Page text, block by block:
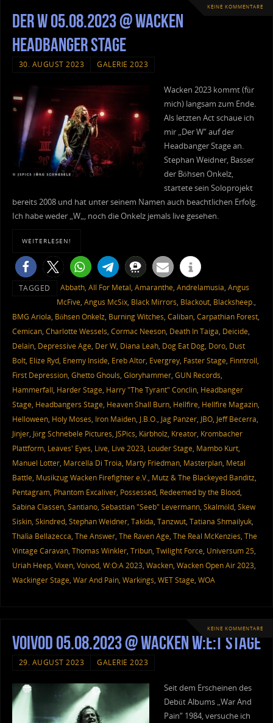
KEINE KOMMENTARE
Der W 05.08.2023 @ Wacken
Headbanger Stage
30. AUGUST 2023 GALERIE 2023
Wacken 2023 kommt (für
mich) langsam zum Ende.
Als letzten Act schaue ich
mir „Der W“ auf der
Headbanger Stage an.
Stephan Weidner, Basser
der Böhsen Onkelz,
startete sein Soloprojekt
bereits 2008 und hat unter seinem Namen auch beachtlichen Erfolg.
Ich habe weder „W„, noch die Onkelz jemals live gesehen.
WEITERLESEN!
TAGGED Abbath, All For Metal, Amaranthe, Andrelamusia, Angus
McFive, Angus McSix, Black Mirrors, Blackout, Blacksheep.,
BMG Ariola, Böhsen Onkelz, Burning Witches, Caliban, Carpathian Forest,
Cemican, Charlotte Wessels, Cormac Neeson, Death In Taiga, Deicide,
Delain, Depressive Age, Der W, Diana Leah, Dog Eat Dog, Doro, Dust
Bolt, Elize Ryd, Enemy Inside, Ereb Altor, Evergrey, Faster Stage, Finntroll,
First Depression, Ghetto Ghouls, Gloryhammer, GUN Records,
Hammerfall, Harder Stage, Harry "The Tyrant" Conclin, Headbanger
Stage, Headbangers Stage, Heaven Shall Burn, Hellfire, Hellfire Magazin,
Helloween, Holy Moses, Iron Maiden, J.B.O., Jag Panzer, JBO, Jeff Becerra,
Jinjer, Jörg Schnebele Pictures, JSPics, Kärbholz, Kreator, Krombacher
Plattform, Leaves' Eyes, Live, Live 2023, Louder Stage, Mambo Kurt,
Manuel Lotter, Marcella Di Troia, Marty Friedman, Masterplan, Metal
Battle, Musikzug Wacken Firefighter e.V., Mutz & The Blackeyed Banditz,
Pentagram, Phantom Excaliver, Possessed, Redeemed by the Blood,
Sabina Classen, Santiano, Sebastian "Seeb" Levermann, Skalmöld, Skew
Siskin, Skindred, Stephan Weidner, Takida, Tanzwut, Tatiana Shmailyuk,
Thalìa Bellazecca, The Answer, The Raven Age, The Real McKenzies, The
Vintage Caravan, Thomas Winkler, Tribun, Twilight Force, Universum 25,
Uriah Heep, Vixen, Voivod, W:O:A 2023, Wacken, Wacken Open Air 2023,
Wackinger Stage, War And Pain, Warkings, WET Stage, WOA
KEINE KOMMENTARE
Voivod 05.08.2023 @ Wacken W:E:T Stage
29. AUGUST 2023 GALERIE 2023
Seit dem Erscheinen des
Debüt Albums „War And
Pain“ 1984, versuche ich